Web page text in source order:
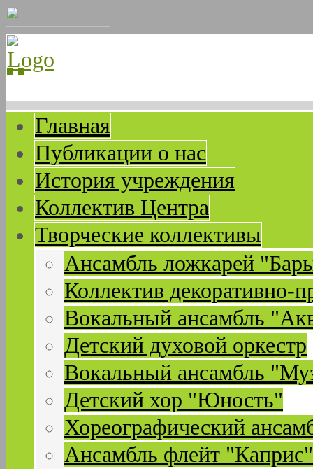
Главная
Публикации о нас
История учреждения
Коллектив Центра
Творческие коллективы
Ансамбль ложкарей
Коллектив декоративно-
Вокальный ансамбль
Детский духовой оркестр
Вокальный ансамбль
Детский хор "Юность"
Хореографический
Ансамбль флейт "Каприс"